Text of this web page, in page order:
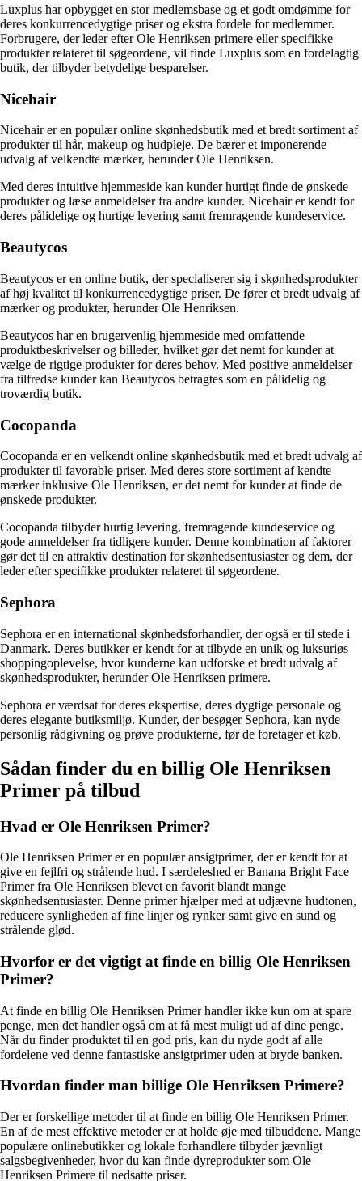
Luxplus har opbygget en stor medlemsbase og et godt omdømme for
deres konkurrencedygtige priser og ekstra fordele for medlemmer.
Forbrugere, der leder efter Ole Henriksen primere eller specifikke
produkter relateret til søgeordene, vil finde Luxplus som en fordelagtig
butik, der tilbyder betydelige besparelser.
Nicehair
Nicehair er en populær online skønhedsbutik med et bredt sortiment af
produkter til hår, makeup og hudpleje. De bærer et imponerende
udvalg af velkendte mærker, herunder Ole Henriksen.
Med deres intuitive hjemmeside kan kunder hurtigt finde de ønskede
produkter og læse anmeldelser fra andre kunder. Nicehair er kendt for
deres pålidelige og hurtige levering samt fremragende kundeservice.
Beautycos
Beautycos er en online butik, der specialiserer sig i skønhedsprodukter
af høj kvalitet til konkurrencedygtige priser. De fører et bredt udvalg af
mærker og produkter, herunder Ole Henriksen.
Beautycos har en brugervenlig hjemmeside med omfattende
produktbeskrivelser og billeder, hvilket gør det nemt for kunder at
vælge de rigtige produkter for deres behov. Med positive anmeldelser
fra tilfredse kunder kan Beautycos betragtes som en pålidelig og
troværdig butik.
Cocopanda
Cocopanda er en velkendt online skønhedsbutik med et bredt udvalg af
produkter til favorable priser. Med deres store sortiment af kendte
mærker inklusive Ole Henriksen, er det nemt for kunder at finde de
ønskede produkter.
Cocopanda tilbyder hurtig levering, fremragende kundeservice og
gode anmeldelser fra tidligere kunder. Denne kombination af faktorer
gør det til en attraktiv destination for skønhedsentusiaster og dem, der
leder efter specifikke produkter relateret til søgeordene.
Sephora
Sephora er en international skønhedsforhandler, der også er til stede i
Danmark. Deres butikker er kendt for at tilbyde en unik og luksuriøs
shoppingoplevelse, hvor kunderne kan udforske et bredt udvalg af
skønhedsprodukter, herunder Ole Henriksen primere.
Sephora er værdsat for deres ekspertise, deres dygtige personale og
deres elegante butiksmiljø. Kunder, der besøger Sephora, kan nyde
personlig rådgivning og prøve produkterne, før de foretager et køb.
Sådan finder du en billig Ole Henriksen
Primer på tilbud
Hvad er Ole Henriksen Primer?
Ole Henriksen Primer er en populær ansigtprimer, der er kendt for at
give en fejlfri og strålende hud. I særdeleshed er Banana Bright Face
Primer fra Ole Henriksen blevet en favorit blandt mange
skønhedsentusiaster. Denne primer hjælper med at udjævne hudtonen,
reducere synligheden af ​​fine linjer og rynker samt give en sund og
strålende glød.
Hvorfor er det vigtigt at finde en billig Ole Henriksen
Primer?
At finde en billig Ole Henriksen Primer handler ikke kun om at spare
penge, men det handler også om at få mest muligt ud af dine penge.
Når du finder produktet til en god pris, kan du nyde godt af alle
fordelene ved denne fantastiske ansigtprimer uden at bryde banken.
Hvordan finder man billige Ole Henriksen Primere?
Der er forskellige metoder til at finde en billig Ole Henriksen Primer.
En af de mest effektive metoder er at holde øje med tilbuddene. Mange
populære onlinebutikker og lokale forhandlere tilbyder jævnligt
salgsbegivenheder, hvor du kan finde dyreprodukter som Ole
Henriksen Primere til nedsatte priser.